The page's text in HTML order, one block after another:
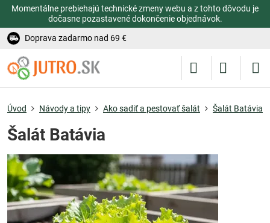
Momentálne prebiehajú technické zmeny webu a z tohto dôvodu je
dočasne pozastavené dokončenie objednávok.
Doprava zadarmo nad 69 €
Úvod Návody a tipy Ako sadiť a pestovať šalát Šalát Batávia
Šalát Batávia